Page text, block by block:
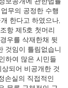
무의 공정한 수행
한다고 하였으나,
항 제5호 첫머리
우를 삭재한채 뒷
것임이 틀림없습니
하여 많은 시민들
되어 비공개한 것
손실의 직접적인